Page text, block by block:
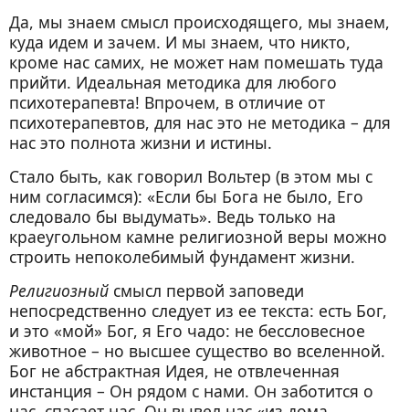
Да, мы знаем смысл происходящего, мы знаем,
куда идем и зачем. И мы знаем, что никто,
кроме нас самих, не может нам помешать туда
прийти. Идеальная методика для любого
психотерапевта! Впрочем, в отличие от
психотерапевтов, для нас это не методика – для
нас это полнота жизни и истины.
Стало быть, как говорил Вольтер (в этом мы с
ним согласимся): «Если бы Бога не было, Его
следовало бы выдумать». Ведь только на
краеугольном камне религиозной веры можно
строить непоколебимый фундамент жизни.
Религиозный смысл первой заповеди
непосредственно следует из ее текста: есть Бог,
и это «мой» Бог, я Его чадо: не бессловесное
животное – но высшее существо во вселенной.
Бог не абстрактная Идея, не отвлеченная
инстанция – Он рядом с нами. Он заботится о